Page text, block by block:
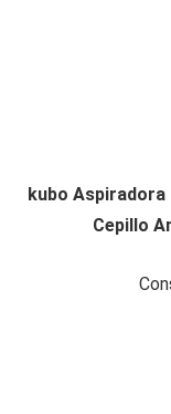
kubo Aspiradora
Cepillo